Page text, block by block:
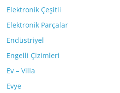
Elektronik Çeşitli
Elektronik Parçalar
Endüstriyel
Engelli Çizimleri
Ev – Villa
Evye